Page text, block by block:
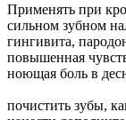
Применять при
сильном зубном
гингивита,
повышенная
ноющая боль в
почистить зубы,